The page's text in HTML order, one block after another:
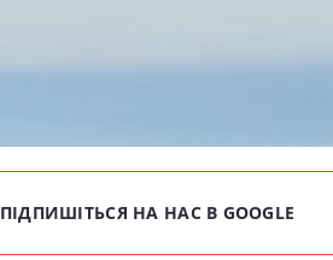
ПІДПИШІТЬСЯ НА НАС В GOOGLE